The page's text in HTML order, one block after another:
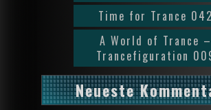
Time for Trance 042
A World of Trance –
Trancefiguration
Neueste